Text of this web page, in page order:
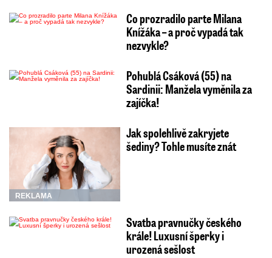
Co prozradilo parte Milana
Knížáka – a proč vypadá tak
nezvykle?
Pohublá Csáková (55) na
Sardinii: Manžela vyměnila za
zajíčka!
REKLAMA
Jak spolehlivě zakryjete
šediny? Tohle musíte znát
Svatba pravnučky českého
krále! Luxusní šperky i
urozená sešlost